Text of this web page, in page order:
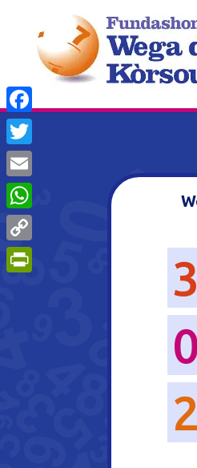
3
0
2
Facebook
Twitter
Email
WhatsApp
Copy